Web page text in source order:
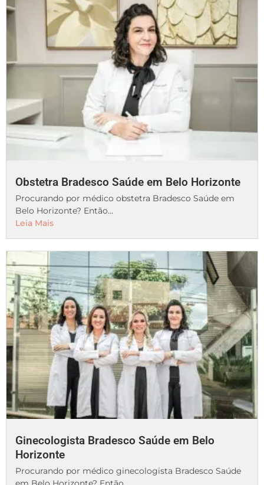
Obstetra Bradesco Saúde em Belo Horizonte
Procurando por médico obstetra Bradesco Saúde em
Belo Horizonte? Então...
Leia Mais
Ginecologista Bradesco Saúde em Belo
Horizonte
Procurando por médico ginecologista Bradesco Saúde